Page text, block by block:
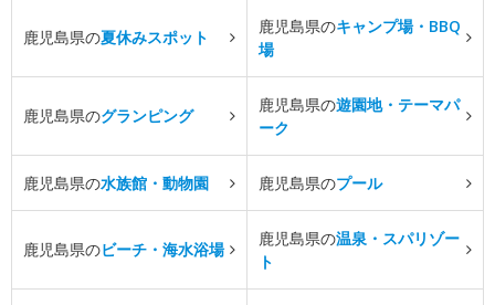
鹿児島県の夏休みスポット
鹿児島県のキャンプ場・BBQ
場
鹿児島県のグランピング
鹿児島県の遊園地・テーマパ
ーク
鹿児島県の水族館・動物園 鹿児島県のプール
鹿児島県のビーチ・海水浴場
鹿児島県の温泉・スパリゾー
ト